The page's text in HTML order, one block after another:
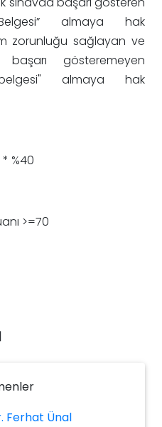
Belgesi” almaya hak
zorunluğu sağlayan ve
gösteremeyen
belgesi" almaya hak
%40
>=70
Ferhat Ünal